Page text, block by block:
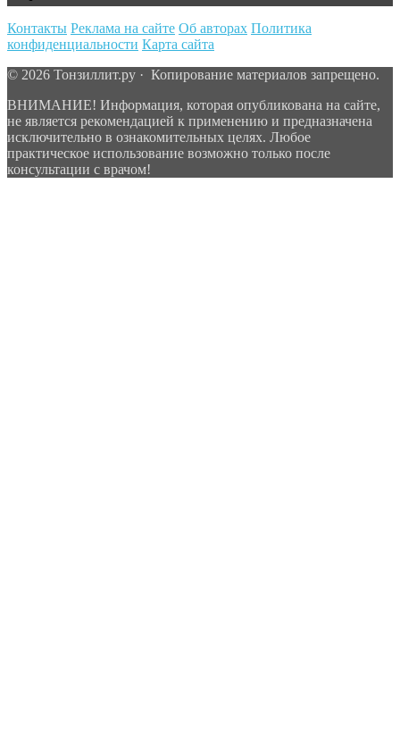
Контакты Реклама на сайте Об авторах Политика
конфиденциальности Карта сайта
© 2026 Тонзиллит.ру · Копирование материалов запрещено.
ВНИМАНИЕ! Информация, которая опубликована на сайте,
не является рекомендацией к применению и предназначена
исключительно в ознакомительных целях. Любое
практическое использование возможно только после
консультации с врачом!